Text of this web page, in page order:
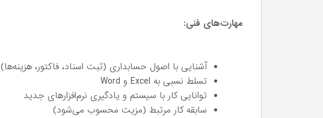
مهارت‌های فنی:
آشنایی با اصول حسابداری (ثبت اسناد، فاکتور، هزینه‌ها)
تسلط نسبی به Excel و Word
توانایی کار با سیستم و یادگیری نرم‌افزارهای جدید
سابقه کار مرتبط (مزیت محسوب می‌شود)